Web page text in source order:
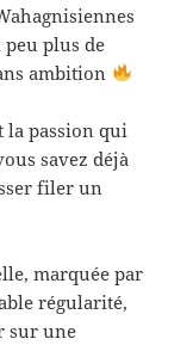
plus de
ambition
la passion qui
savez déjà
filer un
marquée par
régularité,
sur une